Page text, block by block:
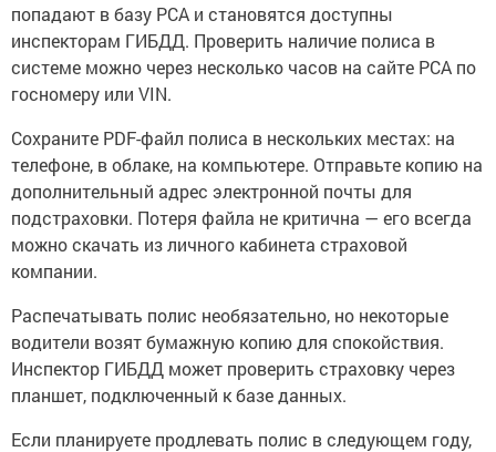
попадают в базу РСА и становятся доступны
инспекторам ГИБДД. Проверить наличие полиса в
системе можно через несколько часов на сайте РСА по
госномеру или VIN.
Сохраните PDF-файл полиса в нескольких местах: на
телефоне, в облаке, на компьютере. Отправьте копию на
дополнительный адрес электронной почты для
подстраховки. Потеря файла не критична — его всегда
можно скачать из личного кабинета страховой
компании.
Распечатывать полис необязательно, но некоторые
водители возят бумажную копию для спокойствия.
Инспектор ГИБДД может проверить страховку через
планшет, подключенный к базе данных.
Если планируете продлевать полис в следующем году,